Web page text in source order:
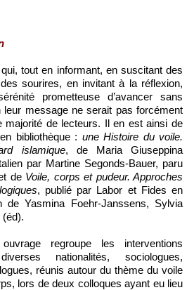
tout en informant, en suscitant des
sourires, en invitant à la réflexion,
prometteuse d’avancer sans
leur message ne serait pas forcément
majorité de lecteurs. Il en est ainsi de
bibliothèque : une Histoire du voile.
islamique, de Maria Giuseppina
par Martine Segonds-Bauer, paru
de Voile, corps et pudeur. Approches
, publié par Labor et Fides en
de Yasmina Foehr-Janssens, Sylvia
(éd).
regroupe les interventions
nationalités, sociologues,
réunis autour du thème du voile
lors de deux colloques ayant eu lieu